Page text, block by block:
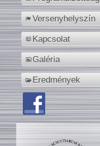
Versenyhelyszín
Kapcsolat
Galéria
Eredmények